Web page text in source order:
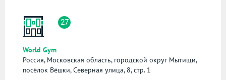
27
World Gym
Россия, Московская область, городской округ Мытищи,
посёлок Вёшки, Северная улица, 8, стр. 1